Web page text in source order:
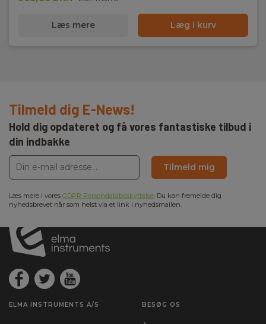
Kommunikation:
Software:
Windows (inkl.)
Mobilapp
Android,iOS (inkl.)
Batteri
Batteri:
1 Li-ion (inkl.)
Læs mere Læg i kurv
Tilmeld dig E-News!
Hold dig opdateret og få vores fantastiske tilbud i
din indbakke
Tilmeld mig
Læs mere i vores GDPR Persondatabeskyttelse. Du kan fremelde dig
nyhedsbrevet når som helst via et link i nyhedsmailen.
ELMA INSTRUMENTS A/S BESØG OS